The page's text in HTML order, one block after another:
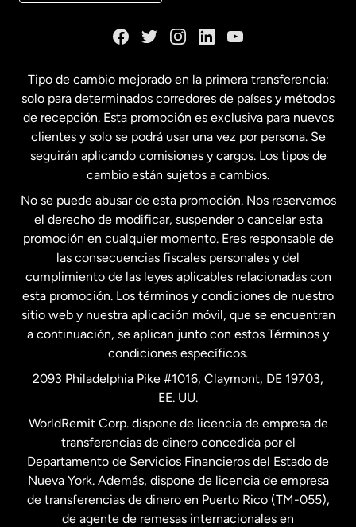
Estados Unidos English
Estados Unidos Español
Francia
Malasia
Nueva Zelanda
Países Bajos
Suecia
Tipo de cambio mejorado en la primera transferencia:
solo para determinados corredores de países y métodos
de recepción. Esta promoción es exclusiva para nuevos
clientes y solo se podrá usar una vez por persona. Se
seguirán aplicando comisiones y cargos. Los tipos de
cambio están sujetos a cambios.
No se puede abusar de esta promoción. Nos reservamos
el derecho de modificar, suspender o cancelar esta
promoción en cualquier momento. Eres responsable de
las consecuencias fiscales personales y del
cumplimiento de las leyes aplicables relacionadas con
esta promoción. Los términos y condiciones de nuestro
sitio web y nuestra aplicación móvil, que se encuentran
a continuación, se aplican junto con estos Términos y
condiciones específicos.
2093 Philadelphia Pike #1016, Claymont, DE 19703,
EE. UU.
WorldRemit Corp. dispone de licencia de empresa de
transferencias de dinero concedida por el
Departamento de Servicios Financieros del Estado de
Nueva York. Además, dispone de licencia de empresa
de transferencias de dinero en Puerto Rico (TM-055),
de agente de remesas internacionales en